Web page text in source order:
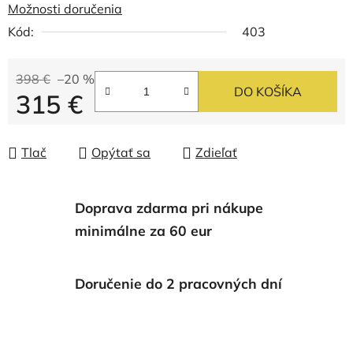
Možnosti doručenia
Kód:
403
398 € –20 %
315 € DO KOŠÍKA
Tlač Opýtať sa Zdieľať
Doprava zdarma pri nákupe
minimálne za 60 eur
Doručenie do 2 pracovných dní